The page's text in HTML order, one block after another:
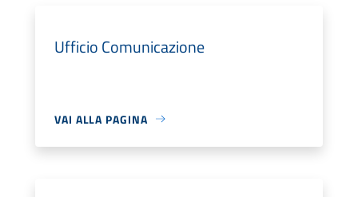
Ufficio Comunicazione
VAI ALLA PAGINA